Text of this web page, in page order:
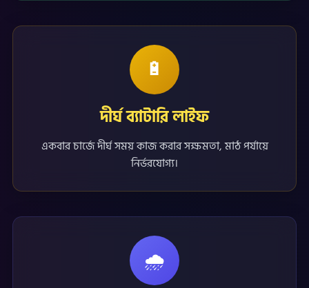
🔋
দীর্ঘ ব্যাটারি লাইফ
একবার চার্জে দীর্ঘ সময় কাজ করার সক্ষমতা, মাঠ পর্যায়ে
নির্ভরযোগ্য।
🌧️